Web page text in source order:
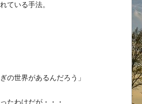
ている手法。
の世界があるんだろう」
たわけだが・・・